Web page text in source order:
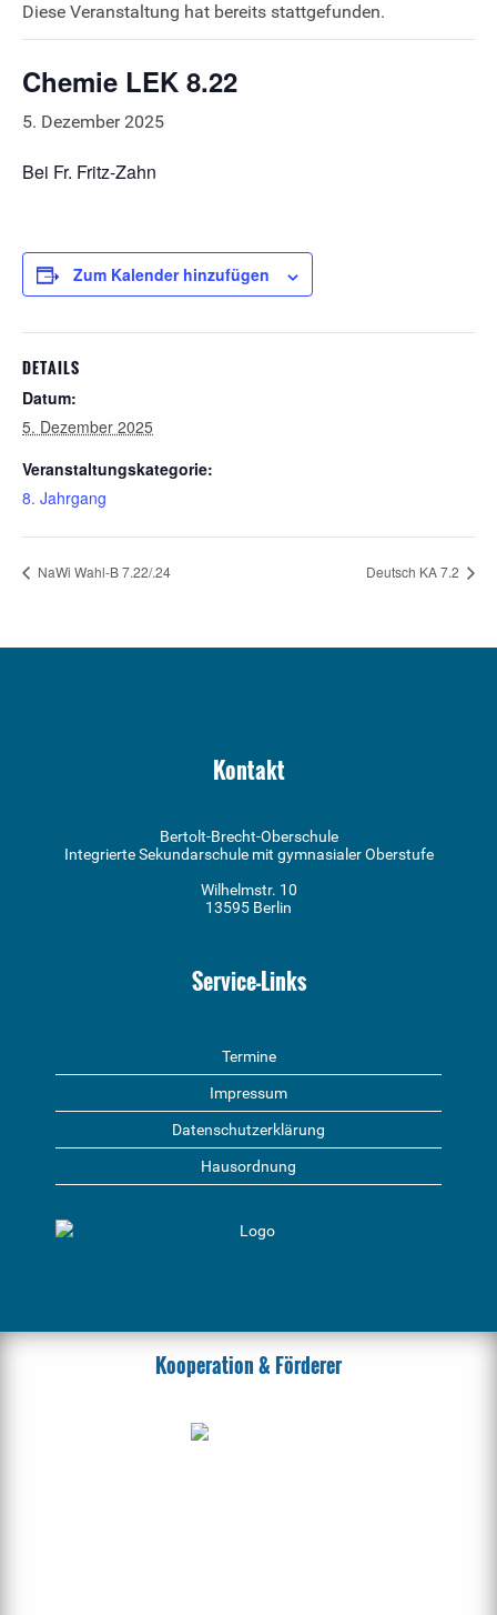
Diese Veranstaltung hat bereits stattgefunden.
Chemie LEK 8.22
5. Dezember 2025
Bei Fr. Fritz-Zahn
Zum Kalender hinzufügen
DETAILS
Datum:
5. Dezember 2025
Veranstaltungskategorie:
8. Jahrgang
NaWi Wahl-B 7.22/.24 Deutsch KA 7.2
Kontakt
Bertolt-Brecht-Oberschule
Integrierte Sekundarschule mit gymnasialer Oberstufe
Wilhelmstr. 10
13595 Berlin
Service-Links
Termine
Impressum
Datenschutzerklärung
Hausordnung
Kooperation & Förderer